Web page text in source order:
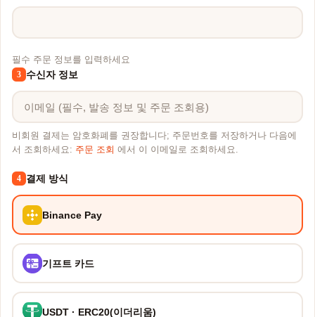
필수 주문 정보를 입력하세요
3 수신자 정보
비회원 결제는 암호화폐를 권장합니다; 주문번호를 저장하거나 다음에
서 조회하세요: 주문 조회 에서 이 이메일로 조회하세요.
4 결제 방식
Binance Pay
기프트 카드
USDT · ERC20(이더리움)